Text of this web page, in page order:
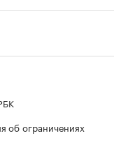
об ограничениях